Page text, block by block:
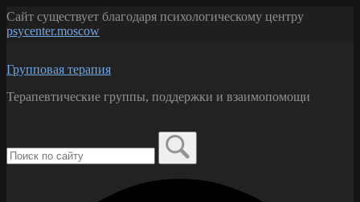
Перейти
к
содержанию
Сайт существует благодаря психологическому центру
psycenter.moscow
Групповая терапия
Терапевтические группы, поддержки и взаимопомощи
по: